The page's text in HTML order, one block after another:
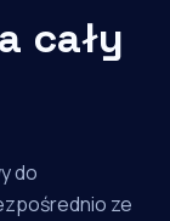
cały
do
ze